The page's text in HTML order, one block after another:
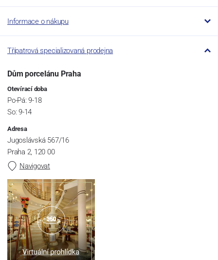
Informace o nákupu
Třípatrová specializovaná prodejna
Dům porcelánu Praha
Otevírací doba
Po-Pá: 9-18
So: 9-14
Adresa
Jugoslávská 567/16
Praha 2, 120 00
Navigovat